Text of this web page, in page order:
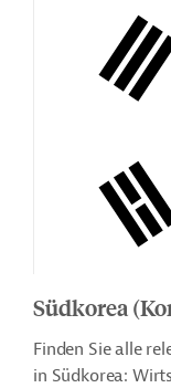
Südkorea
Finden Sie alle
in Südkorea: